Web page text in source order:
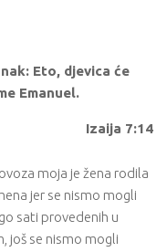
Eto, djevica će
Emanuel.
Izaija 7:14
moja je žena rodila
jer se nismo mogli
sati provedenih u
još se nismo mogli